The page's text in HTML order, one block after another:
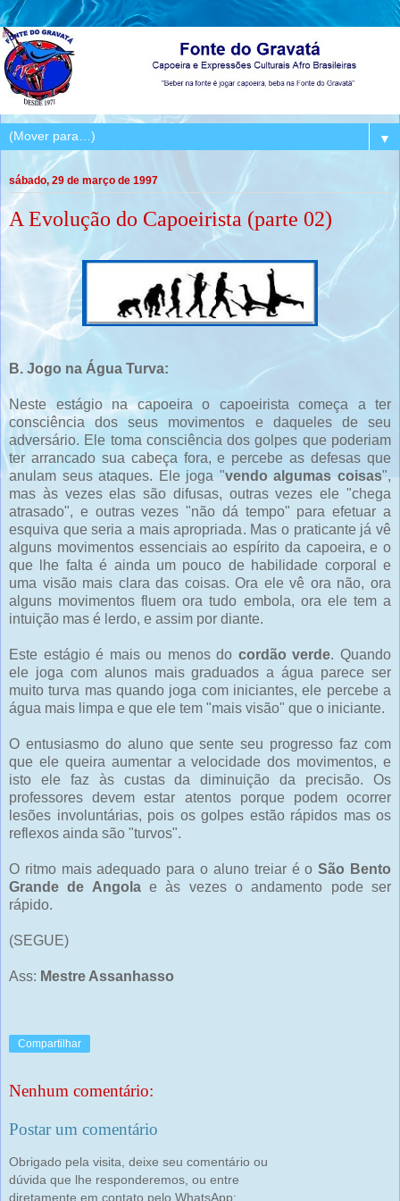
▼
sábado, 29 de março de 1997
A Evolução do Capoeirista (parte 02)
B. Jogo na Água Turva:
Neste estágio na capoeira o capoeirista começa a ter
consciência dos seus movimentos e daqueles de seu
adversário. Ele toma consciência dos golpes que poderiam
ter arrancado sua cabeça fora, e percebe as defesas que
anulam seus ataques. Ele joga "vendo algumas coisas",
mas às vezes elas são difusas, outras vezes ele "chega
atrasado", e outras vezes "não dá tempo" para efetuar a
esquiva que seria a mais apropriada. Mas o praticante já vê
alguns movimentos essenciais ao espírito da capoeira, e o
que lhe falta é ainda um pouco de habilidade corporal e
uma visão mais clara das coisas. Ora ele vê ora não, ora
alguns movimentos fluem ora tudo embola, ora ele tem a
intuição mas é lerdo, e assim por diante.
Este estágio é mais ou menos do cordão verde. Quando
ele joga com alunos mais graduados a água parece ser
muito turva mas quando joga com iniciantes, ele percebe a
água mais limpa e que ele tem "mais visão" que o iniciante.
O entusiasmo do aluno que sente seu progresso faz com
que ele queira aumentar a velocidade dos movimentos, e
isto ele faz às custas da diminuição da precisão. Os
professores devem estar atentos porque podem ocorrer
lesões involuntárias, pois os golpes estão rápidos mas os
reflexos ainda são "turvos".
O ritmo mais adequado para o aluno treiar é oSão Bento
Grande de Angolae às vezes o andamento pode ser
rápido.
(SEGUE)
Ass: Mestre Assanhasso
Compartilhar
Nenhum comentário:
Postar um comentário
Obrigado pela visita, deixe seu comentário ou
dúvida que lhe responderemos, ou entre
diretamente em contato pelo WhatsApp: